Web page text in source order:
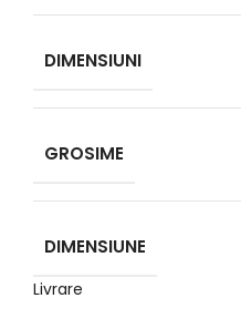
DIMENSIUNI
GROSIME
DIMENSIUNE
Livrare